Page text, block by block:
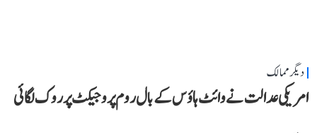
دیگر ممالک
امریکی عدالت نے وائٹ ہاؤس کے بال روم پروجیکٹ پر روک لگائی